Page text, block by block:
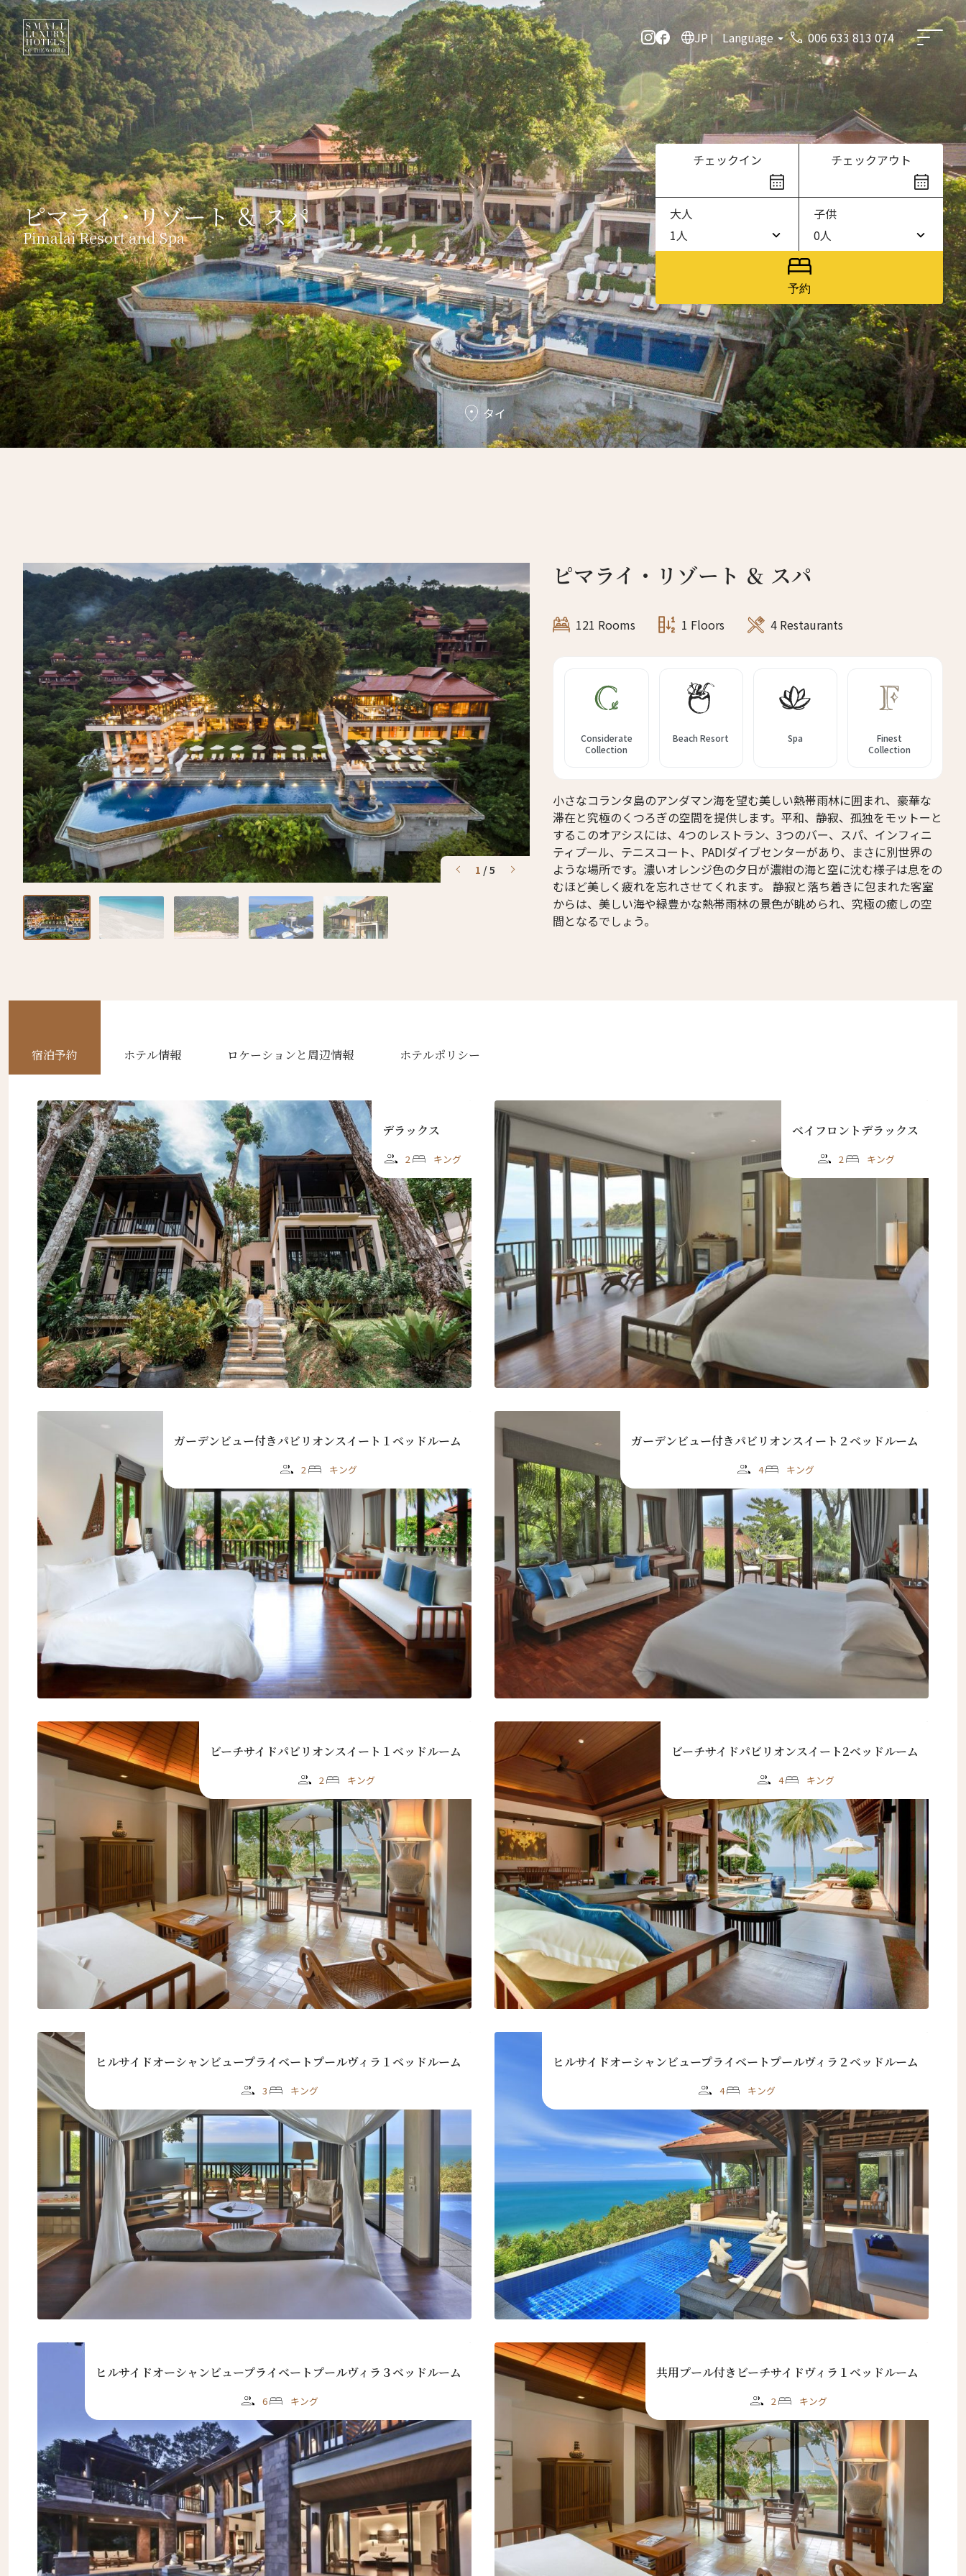
JP Language 006 633 813 074
ピマライ・リゾート ＆ スパ
Pimalai Resort and Spa
チェックイン チェックアウト
大人
1人
1人
3人
4人
5人
6人
7人
11人
13人
15人
18人
19人
子供
0人
0人
2人
3人
4人
5人
6人
12人
17人
18人
予約
タイ
1 /5
ピマライ・リゾート ＆ スパ
121 Rooms 1 Floors 4 Restaurants
Considerate
Collection
Beach Resort Spa
Finest
Collection
小さなコランタ島のアンダマン海を望む美しい熱帯雨林に囲まれ、豪華な
滞在と究極のくつろぎの空間を提供します。平和、静寂、孤独をモットーと
するこのオアシスには、4つのレストラン、3つのバー、スパ、インフィニ
ティプール、テニスコート、PADIダイブセンターがあり、まさに別世界の
ような場所です。濃いオレンジ色の夕日が濃紺の海と空に沈む様子は息をの
むほど美しく疲れを忘れさせてくれます。 静寂と落ち着きに包まれた客室
からは、美しい海や緑豊かな熱帯雨林の景色が眺められ、究極の癒しの空
間となるでしょう。
宿泊予約 ホテル情報 ロケーションと周辺情報 ホテルポリシー
デラックス
2 キング
ベイフロントデラックス
2 キング
ガーデンビュー付きパビリオンスイート１ベッドルーム
2 キング
ガーデンビュー付きパビリオンスイート２ベッドルーム
4 キング
ビーチサイドパビリオンスイート１ベッドルーム
2 キング
ビーチサイドパビリオンスイート2ベッドルーム
4 キング
ヒルサイドオーシャンビュープライベートプールヴィラ１ベッドルーム
3 キング
ヒルサイドオーシャンビュープライベートプールヴィラ２ベッドルーム
4 キング
ヒルサイドオーシャンビュープライベートプールヴィラ３ベッドルーム
6 キング
共用プール付きビーチサイドヴィラ１ベッドルーム
2 キング
ニュースレター登録
名前（ローマ字）*
First Last
名前 （漢字）
Eメール*
閉じる